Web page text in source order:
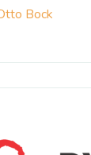
Bock